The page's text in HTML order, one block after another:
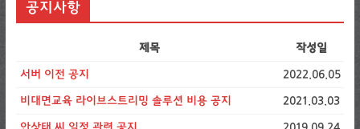
공지사항
제목 작성일
서버 이전 공지 2022.06.05
비대면교육 라이브스트리밍 솔루션 비용 공지 2021.03.03